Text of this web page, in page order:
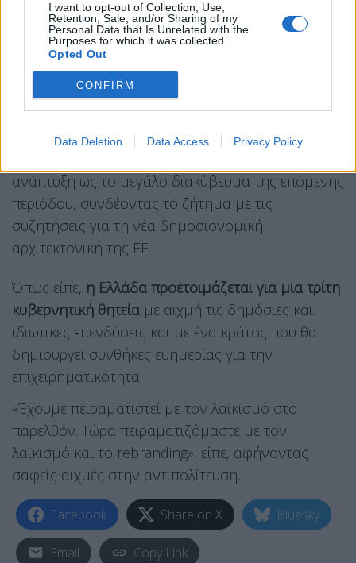
I want to opt-out of Collection, Use,
Retention, Sale, and/or Sharing of my
Personal Data that Is Unrelated with the
Purposes for which it was collected.
Opted Out
CONFIRM
Data Deletion Data Access Privacy Policy
και με διαρκείς πιέσεις. Υποστήριξε ότι η
κυβέρνηση έδωσε προτεραιότητα στην
αποκατάσταση των μακροοικονομικών μεγεθών
και στην επίτευξη πρωτογενών πλεονασμάτων,
ώστε να μπορέσει να εφαρμόσει πολιτικές με
ανάπτυξη ως το μεγάλο διακύβευμα της επόμενης
περιόδου, συνδέοντας το ζήτημα με τις
συζητήσεις για τη νέα δημοσιονομική
αρχιτεκτονική της ΕΕ.
Όπως είπε, η Ελλάδα προετοιμάζεται για μια τρίτη
κυβερνητική θητεία με αιχμή τις δημόσιες και
ιδιωτικές επενδύσεις και με ένα κράτος που θα
δημιουργεί συνθήκες ευημερίας για την
επιχειρηματικότητα.
«Έχουμε πειραματιστεί με τον λαϊκισμό στο
παρελθόν. Τώρα πειραματιζόμαστε με τον
λαϊκισμό και το rebranding», είπε, αφήνοντας
σαφείς αιχμές στην αντιπολίτευση.
Facebook Share on X Bluesky
Email Copy Link